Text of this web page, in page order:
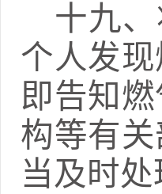
十九、
个人发
即告知
构等有
当及时处